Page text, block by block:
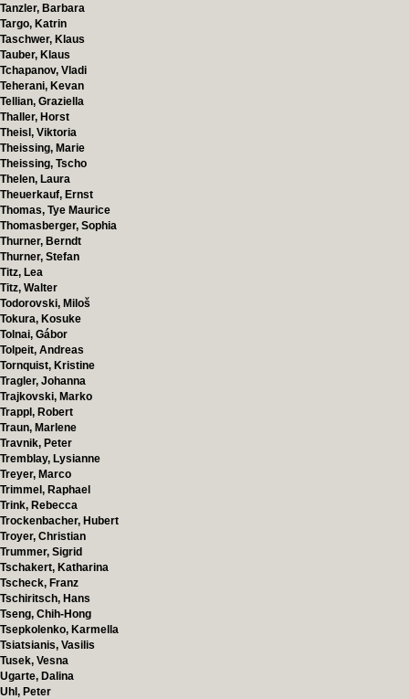
Tanzler, Barbara
Targo, Katrin
Taschwer, Klaus
Tauber, Klaus
Tchapanov, Vladi
Teherani, Kevan
Tellian, Graziella
Thaller, Horst
Theisl, Viktoria
Theissing, Marie
Theissing, Tscho
Thelen, Laura
Theuerkauf, Ernst
Thomas, Tye Maurice
Thomasberger, Sophia
Thurner, Berndt
Thurner, Stefan
Titz, Lea
Titz, Walter
Todorovski, Miloš
Tokura, Kosuke
Tolnai, Gábor
Tolpeit, Andreas
Tornquist, Kristine
Tragler, Johanna
Trajkovski, Marko
Trappl, Robert
Traun, Marlene
Travnik, Peter
Tremblay, Lysianne
Treyer, Marco
Trimmel, Raphael
Trink, Rebecca
Trockenbacher, Hubert
Troyer, Christian
Trummer, Sigrid
Tschakert, Katharina
Tscheck, Franz
Tschiritsch, Hans
Tseng, Chih-Hong
Tsepkolenko, Karmella
Tsiatsianis, Vasilis
Tusek, Vesna
Ugarte, Dalina
Uhl, Peter